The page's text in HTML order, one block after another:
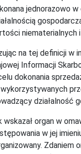
jednorazowo
niematerialnych
na tej definicji w
Informacji
dokonania
działalność
wskazał organ w
w jej
Zdaniem